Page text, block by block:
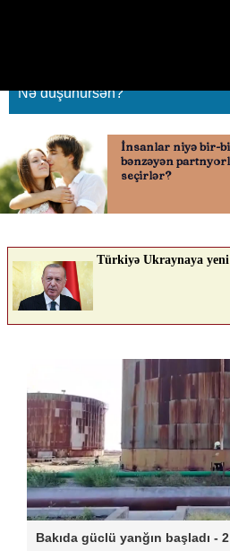
Nə düşünürsən?
Bakıda güclü yanğın başladı - 2